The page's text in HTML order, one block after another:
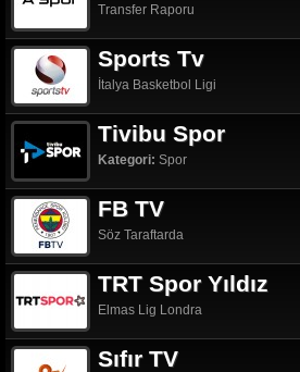
Transfer Raporu
Sports Tv
İtalya Basketbol Ligi
Tivibu Spor
Kategori: Spor
FB TV
Söz Taraftarda
TRT Spor Yıldız
Elmas Lig Londra
Sıfır TV